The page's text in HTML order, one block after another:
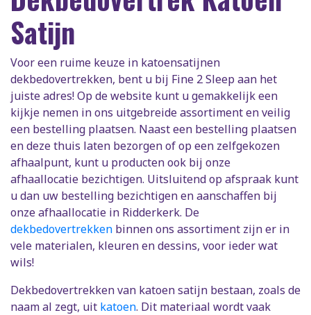
Satijn
Voor een ruime keuze in katoensatijnen
dekbedovertrekken, bent u bij Fine 2 Sleep aan het
juiste adres! Op de website kunt u gemakkelijk een
kijkje nemen in ons uitgebreide assortiment en veilig
een bestelling plaatsen. Naast een bestelling plaatsen
en deze thuis laten bezorgen of op een zelfgekozen
afhaalpunt, kunt u producten ook bij onze
afhaallocatie bezichtigen. Uitsluitend op afspraak kunt
u dan uw bestelling bezichtigen en aanschaffen bij
onze afhaallocatie in Ridderkerk. De
dekbedovertrekken binnen ons assortiment zijn er in
vele materialen, kleuren en dessins, voor ieder wat
wils!
Dekbedovertrekken van katoen satijn bestaan, zoals de
naam al zegt, uit katoen. Dit materiaal wordt vaak